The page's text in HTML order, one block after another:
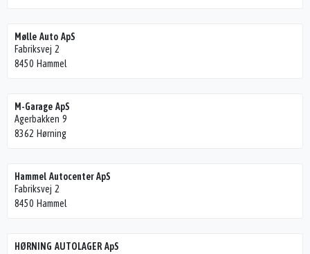
Mølle Auto ApS
Fabriksvej 2
8450 Hammel
M-Garage ApS
Agerbakken 9
8362 Hørning
Hammel Autocenter ApS
Fabriksvej 2
8450 Hammel
HØRNING AUTOLAGER ApS